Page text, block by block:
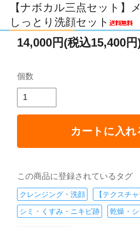
【ナボカル三点セット】
しっとり洗顔セット
14,000円(税込15,400円
個数
カートに入れ
この商品に登録されているタグ
クレンジング・洗顔 【テクスチ
シミ・くすみ・ニキビ跡 乾燥・